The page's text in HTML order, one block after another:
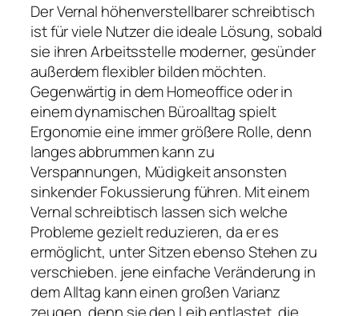
Der Vernal höhenverstellbarer schreibtisch
ist für viele Nutzer die ideale Lösung, sobald
sie ihren Arbeitsstelle moderner, gesünder
außerdem flexibler bilden möchten.
Gegenwärtig in dem Homeoffice oder in
einem dynamischen Büroalltag spielt
Ergonomie eine immer größere Rolle, denn
langes abbrummen kann zu
Verspannungen, Müdigkeit ansonsten
sinkender Fokussierung führen. Mit einem
Vernal schreibtisch lassen sich welche
Probleme gezielt reduzieren, da er es
ermöglicht, unter Sitzen ebenso Stehen zu
verschieben. jene einfache Veränderung in
dem Alltag kann einen großen Varianz